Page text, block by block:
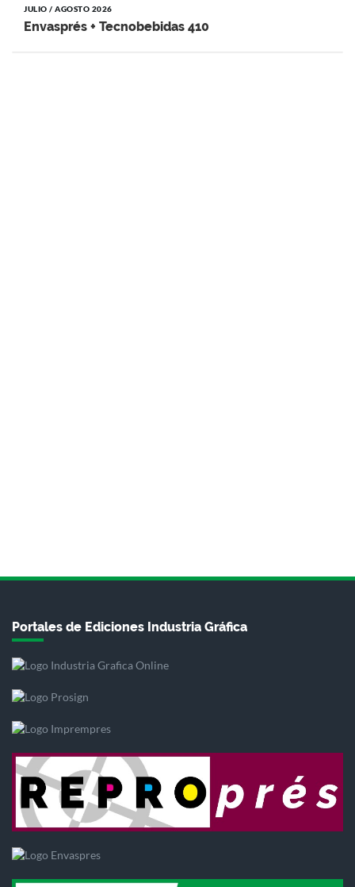
JULIO / AGOSTO 2026
Envasprés + Tecnobebidas 410
Portales de Ediciones Industria Gráfica